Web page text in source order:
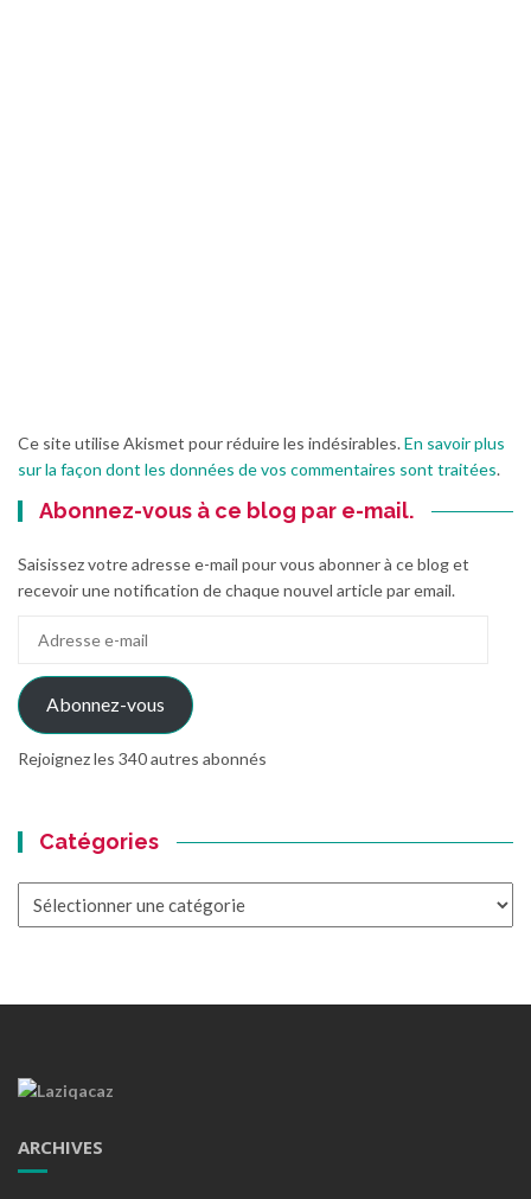
Ce site utilise Akismet pour réduire les indésirables.En savoir plus
sur la façon dont les données de vos commentaires sont traitées.
Abonnez-vous à ce blog par e-mail.
Saisissez votre adresse e-mail pour vous abonner à ce blog et
recevoir une notification de chaque nouvel article par email.
mail
Abonnez-vous
Rejoignez les 340 autres abonnés
Catégories
ARCHIVES